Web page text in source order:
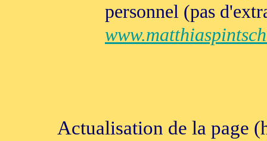
personnel (pas
Actualisation de la page